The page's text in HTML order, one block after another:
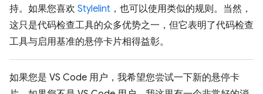
持。如果您喜欢 Stylelint ，也可以使用类似的规则。当然，
这只是代码检查工具的众多优势之一，但它表明了代码检查
工具与启用基准的悬停卡片相得益彰。
如果您是 VS Code 用户，我希望您尝试一下新的悬停卡